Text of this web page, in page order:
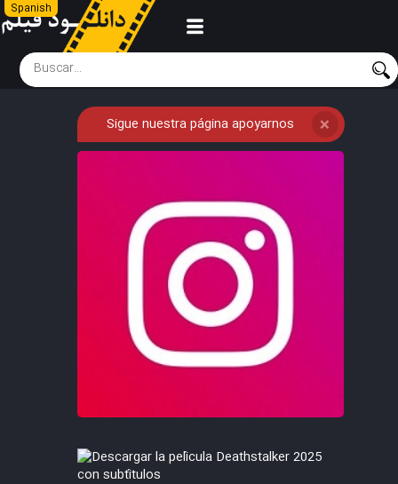
Spanish
Sigue nuestra página apoyarnos ❌